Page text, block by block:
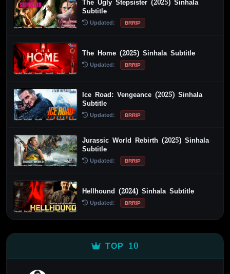
The Ugly Stepsister (2025) Sinhala
Subtitle
Updated: BRRIP
The Home (2025) Sinhala Subtitle
Updated: BRRIP
Ice Road: Vengeance (2025) Sinhala
Subtitle
Updated: BRRIP
Jurassic World Rebirth (2025) Sinhala
Subtitle
Updated: BRRIP
Hellhound (2024) Sinhala Subtitle
Updated: BRRIP
TOP 10